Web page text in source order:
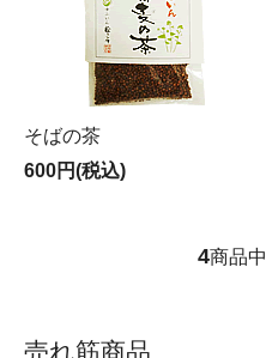
そばの茶
600円(税込)
4商品中
売れ筋商品